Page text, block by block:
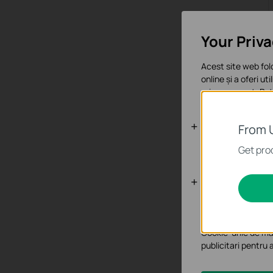
From
Get
Your
Acest site web
online și a oferi
orice moment.
Cookie-uri
Aceste cookie-
Cookie-uri
Cookie-urile de
Cookie-urile de
publicitari pentru